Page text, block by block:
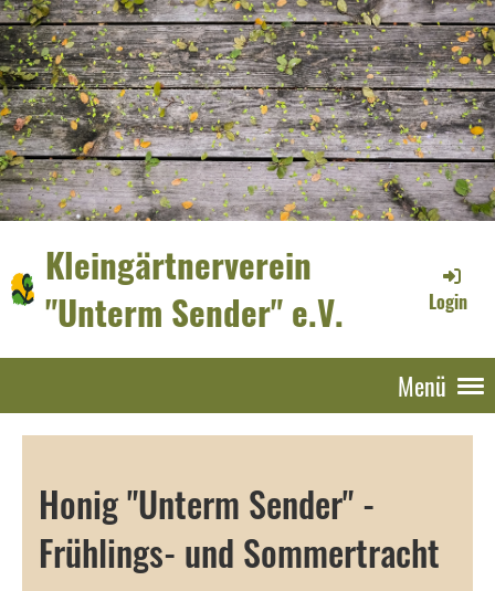
Kleingärtnerverein
"Unterm Sender" e.V.
Login
Menü
Honig "Unterm Sender" -
Frühlings- und Sommertracht